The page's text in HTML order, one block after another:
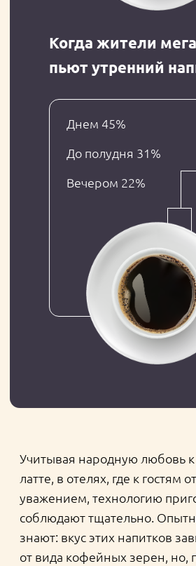
которой молоко сохраняет сладость. И
в-третьих, то, от чего напрямую зависит
вкус: синергия кофе и молока. Качество
напитков в заведении будет на высоте
в том случае, если в кофейне к
предпочтению гостей относятся
ответственно.
Андрей Рочев, бренд-бар-менеджер
«Комплекс-Бар Невский»